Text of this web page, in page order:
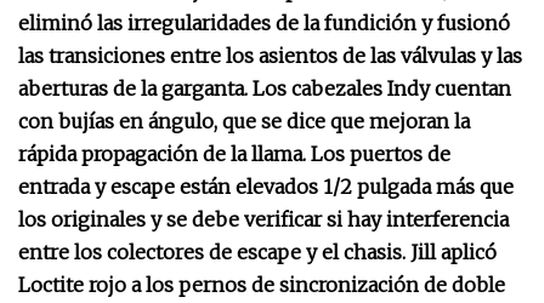
eliminó las irregularidades de la fundición y fusionó
las transiciones entre los asientos de las válvulas y las
aberturas de la garganta. Los cabezales Indy cuentan
con bujías en ángulo, que se dice que mejoran la
rápida propagación de la llama. Los puertos de
entrada y escape están elevados 1/2 pulgada más que
los originales y se debe verificar si hay interferencia
entre los colectores de escape y el chasis. Jill aplicó
Loctite rojo a los pernos de sincronización de doble